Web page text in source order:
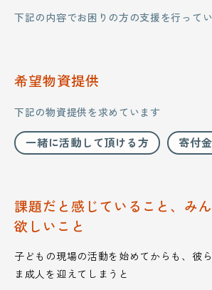
下記の内容でお困りの方の支援を行って
希望物資提供
下記の物資提供を求めています
一緒に活動して頂ける方 寄付金
課題だと感じていること、み
欲しいこと
子どもの現場の活動を始めてからも、彼
ま成人を迎えてしまうと